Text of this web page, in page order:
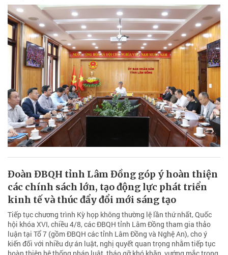
Đoàn ĐBQH tỉnh Lâm Đồng góp ý hoàn thiện
các chính sách lớn, tạo động lực phát triển
kinh tế và thúc đẩy đổi mới sáng tạo
Tiếp tục chương trình Kỳ họp không thường lệ lần thứ nhất, Quốc
hội khóa XVI, chiều 4/8, các ĐBQH tỉnh Lâm Đồng tham gia thảo
luận tại Tổ 7 (gồm ĐBQH các tỉnh Lâm Đồng và Nghệ An), cho ý
kiến đối với nhiều dự án luật, nghị quyết quan trọng nhằm tiếp tục
hoàn thiện hệ thống pháp luật, tháo gỡ khó khăn, vướng mắc trong